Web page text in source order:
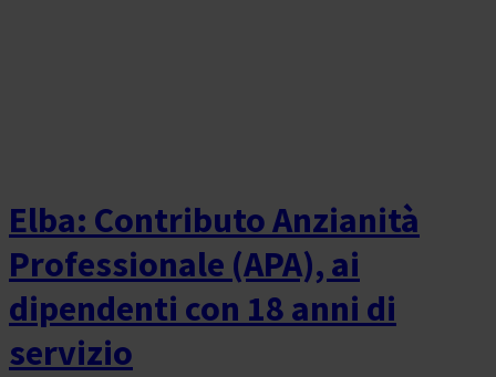
Elba: Contributo Anzianità
Professionale (APA), ai
dipendenti con 18 anni di
servizio